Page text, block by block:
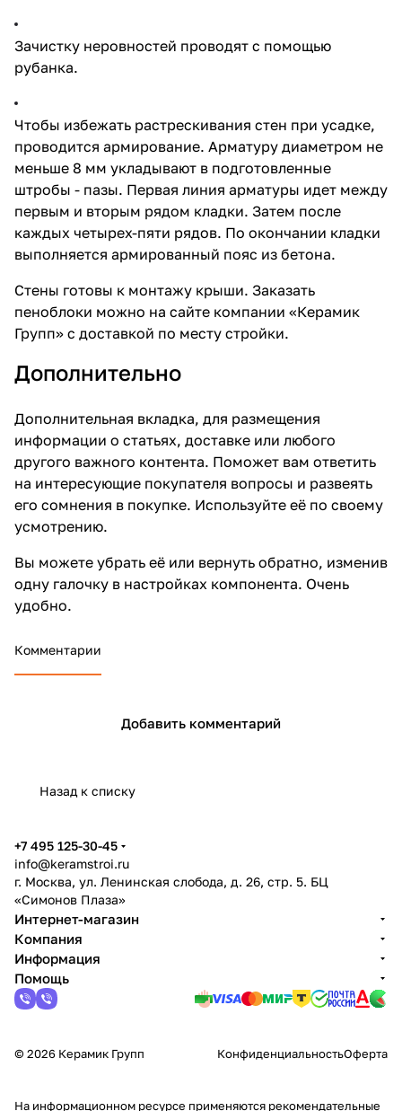
Зачистку неровностей проводят с помощью
рубанка.
Чтобы избежать растрескивания стен при усадке,
проводится армирование. Арматуру диаметром не
меньше 8 мм укладывают в подготовленные
штробы - пазы. Первая линия арматуры идет между
первым и вторым рядом кладки. Затем после
каждых четырех-пяти рядов. По окончании кладки
выполняется армированный пояс из бетона.
Стены готовы к монтажу крыши. Заказать
пеноблоки можно на сайте компании «Керамик
Групп» с доставкой по месту стройки.
Дополнительно
Дополнительная вкладка, для размещения
информации о статьях, доставке или любого
другого важного контента. Поможет вам ответить
на интересующие покупателя вопросы и развеять
его сомнения в покупке. Используйте её по своему
усмотрению.
Вы можете убрать её или вернуть обратно, изменив
одну галочку в настройках компонента. Очень
удобно.
Комментарии
Добавить комментарий
Назад к списку
+7 495 125-30-45
info@keramstroi.ru
г. Москва, ул. Ленинская слобода, д. 26, стр. 5. БЦ
«Симонов Плаза»
Интернет-магазин
Компания
Информация
Помощь
© 2026 Керамик Групп КонфиденциальностьОферта
На информационном ресурсе применяются рекомендательные